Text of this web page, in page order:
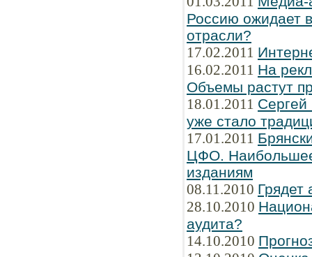
Россию ожидает
отрасли?
17.02.2011
16.02.2011 На
Объемы растут
18.01.2011 Сергей
уже стало
17.01.2011
ЦФО.
изданиям
08.11.2010 Грядет
28.10.2010
аудита?
14.10.2010